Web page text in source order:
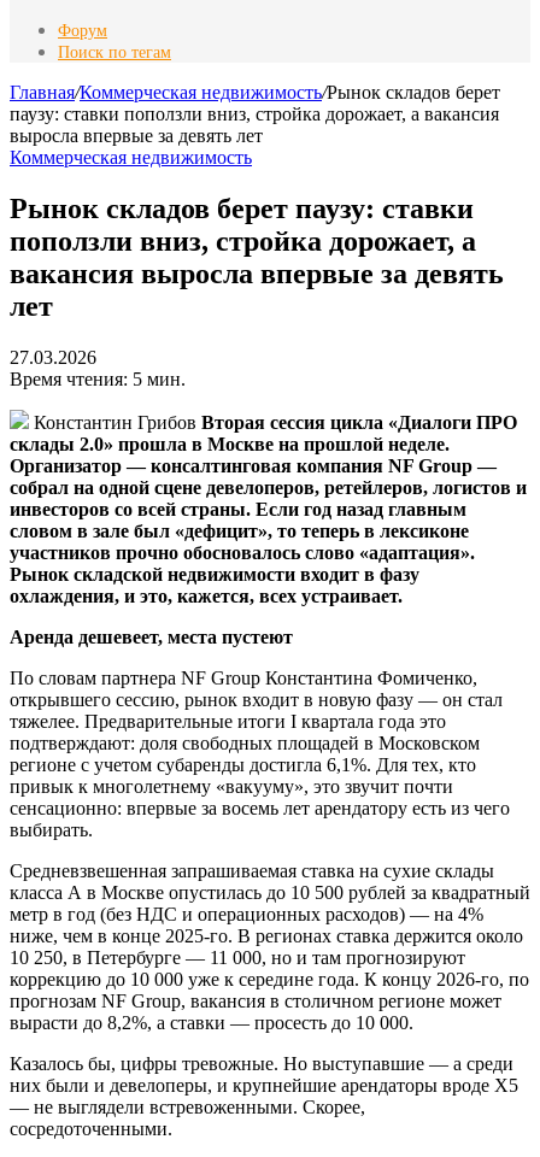
Форум
Поиск по тегам
Главная/Коммерческая недвижимость/Рынок складов берет
паузу: ставки поползли вниз, стройка дорожает, а вакансия
выросла впервые за девять лет
Коммерческая недвижимость
Рынок складов берет паузу: ставки
поползли вниз, стройка дорожает, а
вакансия выросла впервые за девять
лет
27.03.2026
Время чтения: 5 мин.
Константин Грибов Вторая сессия цикла «Диалоги ПРО
склады 2.0» прошла в Москве на прошлой неделе.
Организатор — консалтинговая компания NF Group —
собрал на одной сцене девелоперов, ретейлеров, логистов и
инвесторов со всей страны. Если год назад главным
словом в зале был «дефицит», то теперь в лексиконе
участников прочно обосновалось слово «адаптация».
Рынок складской недвижимости входит в фазу
охлаждения, и это, кажется, всех устраивает.
Аренда дешевеет, места пустеют
По словам партнера NF Group Константина Фомиченко,
открывшего сессию, рынок входит в новую фазу — он стал
тяжелее. Предварительные итоги I квартала года это
подтверждают: доля свободных площадей в Московском
регионе с учетом субаренды достигла 6,1%. Для тех, кто
привык к многолетнему «вакууму», это звучит почти
сенсационно: впервые за восемь лет арендатору есть из чего
выбирать.
Средневзвешенная запрашиваемая ставка на сухие склады
класса А в Москве опустилась до 10 500 рублей за квадратный
метр в год (без НДС и операционных расходов) — на 4%
ниже, чем в конце 2025-го. В регионах ставка держится около
10 250, в Петербурге — 11 000, но и там прогнозируют
коррекцию до 10 000 уже к середине года. К концу 2026-го, по
прогнозам NF Group, вакансия в столичном регионе может
вырасти до 8,2%, а ставки — просесть до 10 000.
Казалось бы, цифры тревожные. Но выступавшие — а среди
них были и девелоперы, и крупнейшие арендаторы вроде Х5
— не выглядели встревоженными. Скорее,
сосредоточенными.